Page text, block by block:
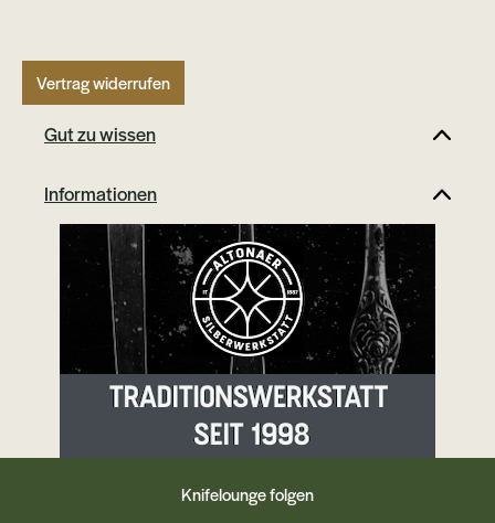
Vertrag widerrufen
Gut zu wissen
Informationen
Knifelounge folgen